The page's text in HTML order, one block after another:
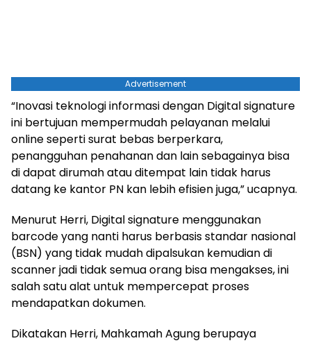
Advertisement
“Inovasi teknologi informasi dengan Digital signature
ini bertujuan mempermudah pelayanan melalui
online seperti surat bebas berperkara,
penangguhan penahanan dan lain sebagainya bisa
di dapat dirumah atau ditempat lain tidak harus
datang ke kantor PN kan lebih efisien juga,” ucapnya.
Menurut Herri, Digital signature menggunakan
barcode yang nanti harus berbasis standar nasional
(BSN) yang tidak mudah dipalsukan kemudian di
scanner jadi tidak semua orang bisa mengakses, ini
salah satu alat untuk mempercepat proses
mendapatkan dokumen.
Dikatakan Herri, Mahkamah Agung berupaya